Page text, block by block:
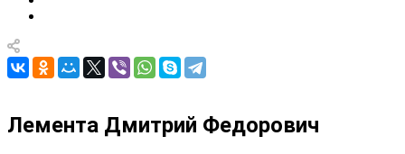
Лемента Дмитрий Федорович